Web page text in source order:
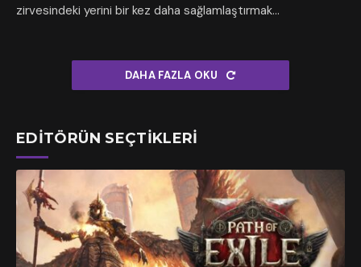
zirvesindeki yerini bir kez daha sağlamlaştırmak…
DAHA FAZLA OKU
EDITÖRÜN SEÇTIKLERI